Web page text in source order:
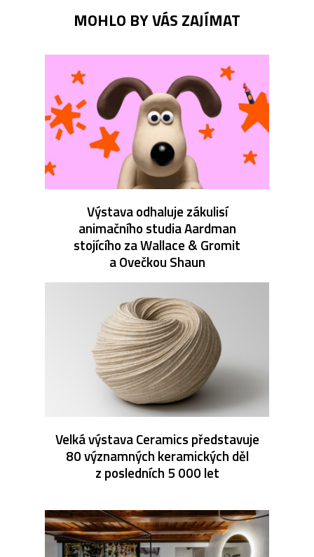
MOHLO BY VÁS ZAJÍMAT
Výstava odhaluje zákulisí
animačního studia Aardman
stojícího za Wallace & Gromit
a Ovečkou Shaun
Velká výstava Ceramics představuje
80 významných keramických děl
z posledních 5 000 let